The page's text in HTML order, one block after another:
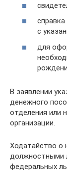
с
для
В заявлении
денежного
отделения или
организации.
Ходатайство о
должностными
федеральных